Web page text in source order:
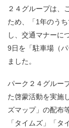
２４グループは、
ため、「1年のう
し、交通マナーに
9日を「駐車場（
ました。
パーク２４グルー
た啓蒙活動を実施
ズマップ」の配布
「タイムズ」「タ